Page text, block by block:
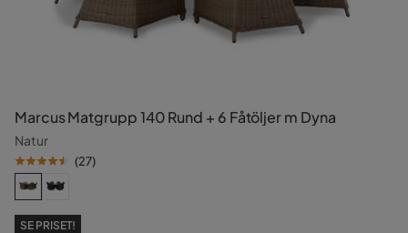
Marcus Matgrupp 140 Rund + 6 Fåtöljer m Dyna
Natur
(27)
SE PRISET!